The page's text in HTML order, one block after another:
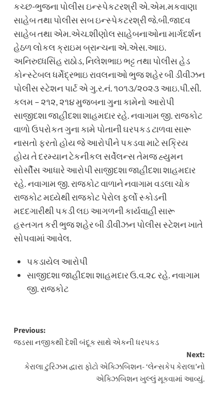
કચ્છ-ભુજના પોલીસ ઇન્સ્પેકટરશ્રી એ.એમ.મકવાણા
સાહેબ તથા પોલીસ સબ ઇન્સ્પેકટરશ્રી જે.બી.જાદવ
સાહેબ તથા એમ.એચ.શીણોલ સાહેબનાઓના માર્ગદર્શન
હેઠળ લોકલ ક્રાઇમ બ્રાન્ચના એ.એસ.આઇ.
અનિરુધ્ધસિંહ રાઠોડ, નિલેશભાઇ ભટ્ટ તથા પોલીસ હેડ
કોન્સ્ટેબલ ધર્મેદ્રભાઇ રાવલનાઓ ભુજ શહેર બી ડીવીઝન
પોલીસ સ્ટેશન પાર્ટ એ ગુ.ર.નં. ૧૦૧૩/૨૦૨૩ આઇ.પી.સી.
કલમ – ૨૧૨, ૨૧૪ મુજબના ગુના કામેનો આરોપી
સાજીદશા જાહીદશા શાહમદાર રહે. નવાગામ જી. રાજકોટ
વાળો ઉપરોકત ગુના કામે પોતાની ઘરપકડ ટાળવા સારૂ
નાસતો ફરતો હોય જે આરોપીને પકડવા માટે સક્રિય
હોય તે દરમ્યાન ટેકનીકલ સર્વેલન્સ તેમજ હ્યુમન
સોર્સીસ આધારે આરોપી સાજીદશા જાહીદશા શાહમદાર
રહે. નવાગામ જી. રાજકોટ વાળાને નવાગામ વડલા ચોક
રાજકોટ મધ્યેથી રાજકોટ પેરોલ ફર્લો સ્કોડની
મદદગારીથી પકડી લઇ આગળની કાર્યવાહી સારૂ
હસ્તગત કરી ભુજ શહેર બી ડીવીઝન પોલીસ સ્ટેશન ખાતે
સોપવામાં આવેલ.
પકડાયેલ આરોપી
સાજીદશા જાહીદશા શાહમદાર ઉ.વ.૨૮ રહે. નવાગામ
જી. રાજકોટ
Post
navigation
Previous:
જડસા નજીકથી દેશી બંદૂક સાથે એકની ધરપકડ
Next:
કેરાલા ટુરિઝમ દ્વારા ફોટો એક્ઝિબિશન- ‘લેન્સકેપ કેરાલા’નો
એક્ઝિબિશન ખુલ્લું મૂકવામાં આવ્યું.